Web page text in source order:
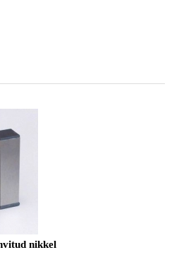
nikkel